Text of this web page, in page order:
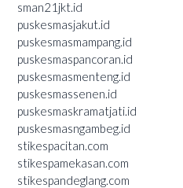
sman21jkt.id
puskesmasjakut.id
puskesmasmampang.id
puskesmaspancoran.id
puskesmasmenteng.id
puskesmassenen.id
puskesmaskramatjati.id
puskesmasngambeg.id
stikespacitan.com
stikespamekasan.com
stikespandeglang.com